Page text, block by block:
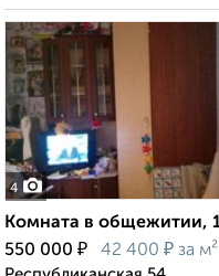
4
Комната в общежитии,
550 000 ₽ 42 400 ₽ за м²